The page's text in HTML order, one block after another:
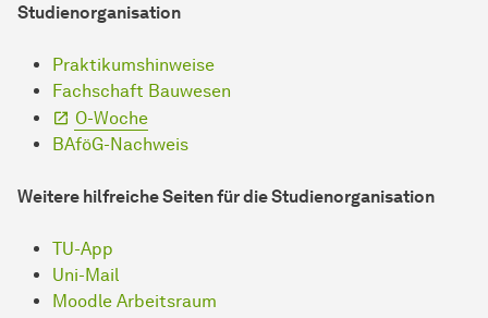
Studienorganisation
Praktikumshinweise
Fachschaft Bauwesen
O-Woche
BAföG-Nachweis
Weitere hilfreiche Seiten für die Studienorganisation
TU-App
Uni-Mail
Moodle Arbeitsraum